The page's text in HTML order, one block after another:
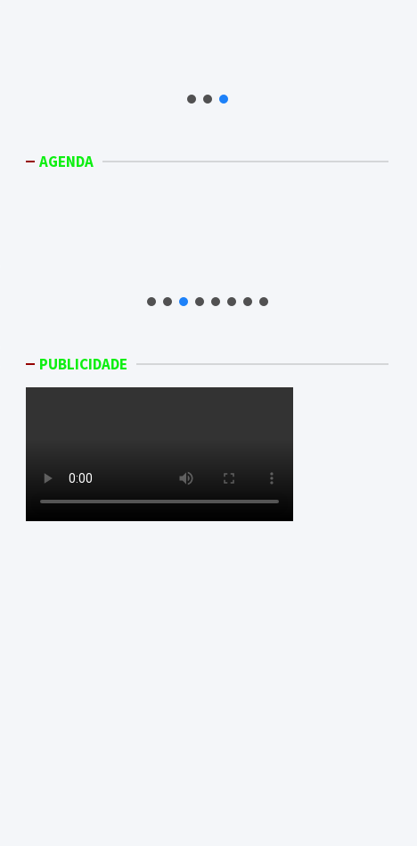
AGENDA
PUBLICIDADE